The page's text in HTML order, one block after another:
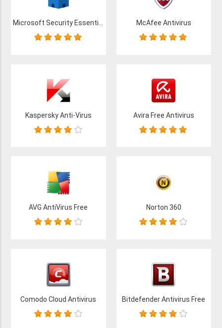
McAfee Antivirus
Kaspersky Anti-Virus Avira Free Antivirus
AVG AntiVirus Free Norton 360
Comodo Cloud Antivirus Bitdefender Antivirus Free